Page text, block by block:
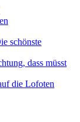
schönste
dass müsst
die Lofoten